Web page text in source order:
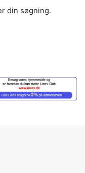
din søgning.